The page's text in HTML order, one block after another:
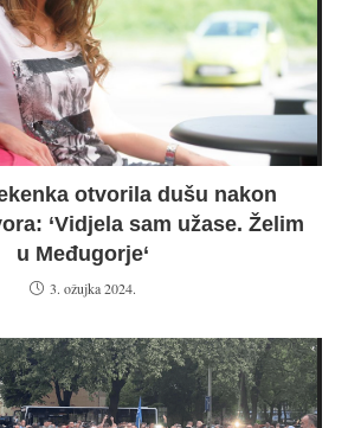
otvorila dušu nakon
‘Vidjela sam užase. Želim
u Međugorje‘
3. ožujka 2024.